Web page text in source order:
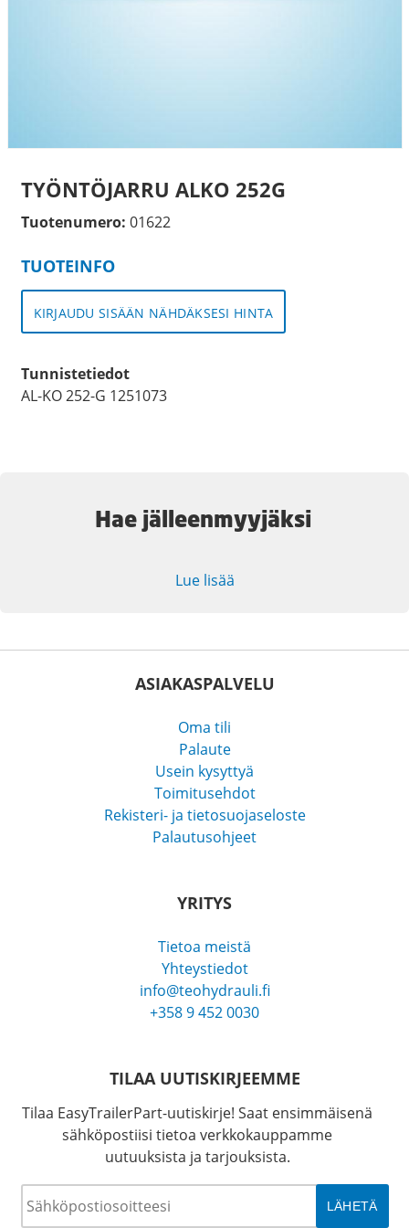
TYÖNTÖJARRU ALKO 252G
Tuotenumero: 01622
TUOTEINFO
KIRJAUDU SISÄÄN NÄHDÄKSESI HINTA
Tunnistetiedot
AL-KO 252-G 1251073
Hae jälleenmyyjäksi
Lue lisää
ASIAKASPALVELU
Oma tili
Palaute
Usein kysyttyä
Toimitusehdot
Rekisteri- ja tietosuojaseloste
Palautusohjeet
YRITYS
Tietoa meistä
Yhteystiedot
info@teohydrauli.fi
+358 9 452 0030
TILAA UUTISKIRJEEMME
Tilaa EasyTrailerPart-uutiskirje! Saat ensimmäisenä
sähköpostiisi tietoa verkkokauppamme
uutuuksista ja tarjouksista.